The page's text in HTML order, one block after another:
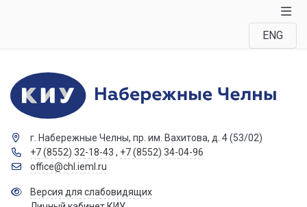
ENG
г. Набережные Челны, пр. им. Вахитова, д. 4 (53/02)
+7 (8552) 32-18-43 , +7 (8552) 34-04-96
office@chl.ieml.ru
Версия для слабовидящих